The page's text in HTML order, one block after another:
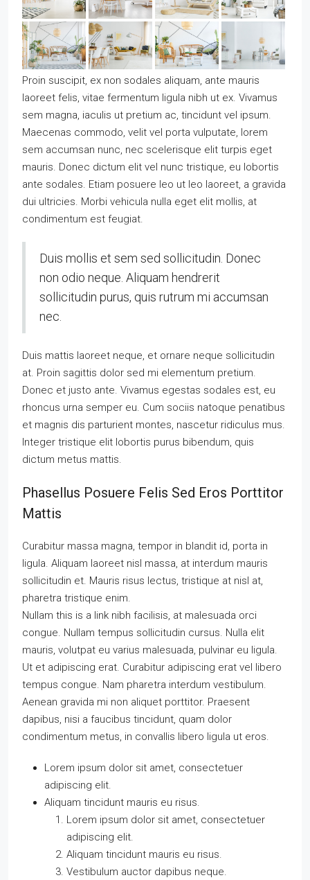
Proin suscipit, ex non sodales aliquam, ante mauris
laoreet felis, vitae fermentum ligula nibh ut ex. Vivamus
sem magna, iaculis ut pretium ac, tincidunt vel ipsum.
Maecenas commodo, velit vel porta vulputate, lorem
sem accumsan nunc, nec scelerisque elit turpis eget
mauris. Donec dictum elit vel nunc tristique, eu lobortis
ante sodales. Etiam posuere leo ut leo laoreet, a gravida
dui ultricies. Morbi vehicula nulla eget elit mollis, at
condimentum est feugiat.
Duis mollis et sem sed sollicitudin. Donec
non odio neque. Aliquam hendrerit
sollicitudin purus, quis rutrum mi accumsan
nec.
Duis mattis laoreet neque, et ornare neque sollicitudin
at. Proin sagittis dolor sed mi elementum pretium.
Donec et justo ante. Vivamus egestas sodales est, eu
rhoncus urna semper eu. Cum sociis natoque penatibus
et magnis dis parturient montes, nascetur ridiculus mus.
Integer tristique elit lobortis purus bibendum, quis
dictum metus mattis.
Phasellus Posuere Felis Sed Eros Porttitor
Mattis
Curabitur massa magna, tempor in blandit id, porta in
ligula. Aliquam laoreet nisl massa, at interdum mauris
sollicitudin et. Mauris risus lectus, tristique at nisl at,
pharetra tristique enim.
Nullam this is a link nibh facilisis, at malesuada orci
congue. Nullam tempus sollicitudin cursus. Nulla elit
mauris, volutpat eu varius malesuada, pulvinar eu ligula.
Ut et adipiscing erat. Curabitur adipiscing erat vel libero
tempus congue. Nam pharetra interdum vestibulum.
Aenean gravida mi non aliquet porttitor. Praesent
dapibus, nisi a faucibus tincidunt, quam dolor
condimentum metus, in convallis libero ligula ut eros.
Lorem ipsum dolor sit amet, consectetuer
adipiscing elit.
Aliquam tincidunt mauris eu risus.
Lorem ipsum dolor sit amet, consectetuer
adipiscing elit.
Aliquam tincidunt mauris eu risus.
Vestibulum auctor dapibus neque.